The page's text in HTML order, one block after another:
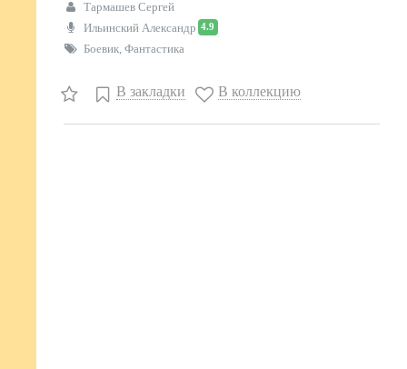
Тармашев Сергей
Ильинский Александр 4.9
Боевик, Фантастика
В закладки В коллекцию